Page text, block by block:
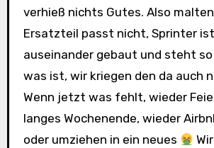
verhieß nichts Gutes. Also
Ersatzteil passt nicht, Sprinter
auseinander gebaut und steht
was ist, wir kriegen den da auch
Wenn jetzt was fehlt, wieder
langes Wochenende, wieder
oder umziehen in ein neues